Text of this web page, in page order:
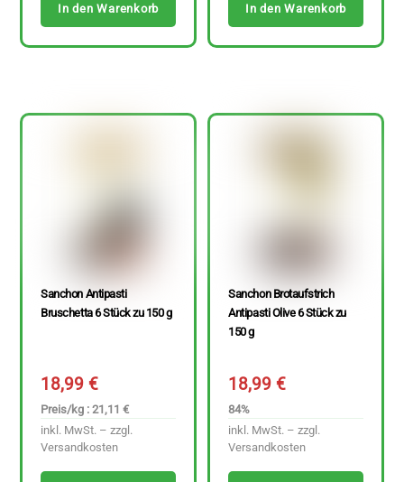
In den Warenkorb In den Warenkorb
Sanchon Antipasti
Bruschetta 6 Stück zu 150 g
18,99€
Preis/kg : 21,11 €
inkl. MwSt. – zzgl.
Versandkosten
Sanchon Brotaufstrich
Antipasti Olive 6 Stück zu
150 g
18,99€
84%
inkl. MwSt. – zzgl.
Versandkosten